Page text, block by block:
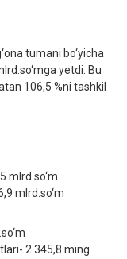
tumani bo‘yicha
yetdi. Bu
106,5 %ni tashkil
mlrd.so‘m
mlrd.so‘m
2 345,8 ming